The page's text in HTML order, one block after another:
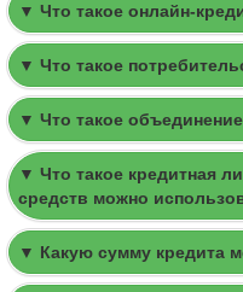
▼ Что такое онлайн-
▼ Что такое
▼ Что такое
▼ Что такое кредитная
средств можно
▼ Какую сумму кредита